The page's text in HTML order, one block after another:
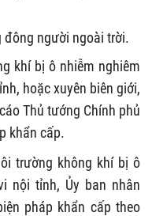
đông người ngoài trời.
khí bị ô nhiễm nghiêm
hoặc xuyên biên giới,
Thủ tướng Chính phủ
khẩn cấp.
trường không khí bị ô
nội tỉnh, Ủy ban nhân
pháp khẩn cấp theo